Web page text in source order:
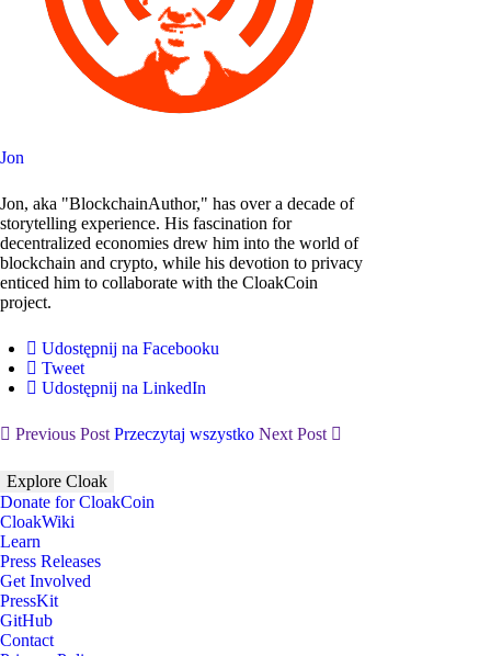
Jon
Jon, aka "BlockchainAuthor," has over a decade of
storytelling experience. His fascination for
decentralized economies drew him into the world of
blockchain and crypto, while his devotion to privacy
enticed him to collaborate with the CloakCoin
project.
Udostępnij na Facebooku
Tweet
Udostępnij na LinkedIn
Previous Post Przeczytaj wszystko Next Post
Explore Cloak
Donate for CloakCoin
CloakWiki
Learn
Press Releases
Get Involved
PressKit
GitHub
Contact